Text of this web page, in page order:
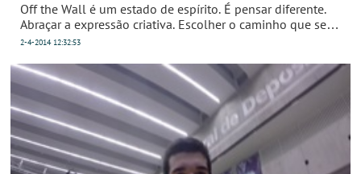
Off the Wall é um estado de espírito. É pensar diferente.
Abraçar a expressão criativa. Escolher o caminho que se
quer percorrer na vida… Com este mote a Vans acaba de
de vida dos seus fãs. A campanha consiste numa série de
18 documentários que retratam vidas “Out of the box” e
bebem da filosofia da marca. Todas as semanas será
divulgado um documentário diferente até ao dia 25 de
Julho.
2-4-201412:32:53